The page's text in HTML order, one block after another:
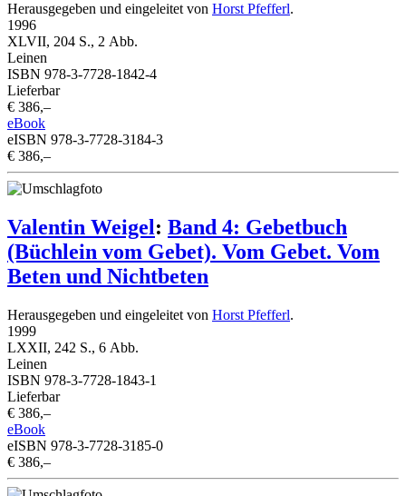
Herausgegeben und eingeleitet von Horst Pfefferl.
1996
XLVII, 204 S., 2 Abb.
Leinen
ISBN 978-3-7728-1842-4
Lieferbar
€ 386,–
eBook
eISBN 978-3-7728-3184-3
€ 386,–
Valentin Weigel: Band 4: Gebetbuch
(Büchlein vom Gebet). Vom Gebet. Vom
Beten und Nichtbeten
Herausgegeben und eingeleitet von Horst Pfefferl.
1999
LXXII, 242 S., 6 Abb.
Leinen
ISBN 978-3-7728-1843-1
Lieferbar
€ 386,–
eBook
eISBN 978-3-7728-3185-0
€ 386,–